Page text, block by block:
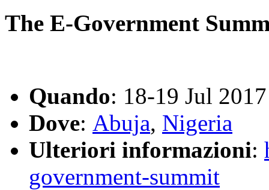
The E-Government
Quando: 18-19 Jul 2017
Dove: Abuja, Nigeria
Ulteriori informazioni:
government-summit